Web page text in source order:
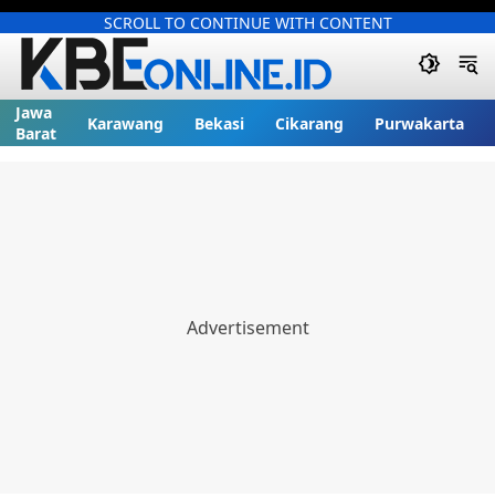
SCROLL TO CONTINUE WITH CONTENT
Jawa
Barat
Karawang Bekasi Cikarang Purwakarta